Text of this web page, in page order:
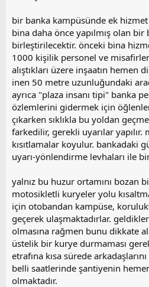
bir banka kampüsünde ek hizmet
bina daha önce yapılmış olan bir
birleştirilecektir. önceki bina
1000 kişilik personel ve
alıştıkları üzere inşaatın hemen
inen 50 metre uzunluğundaki
ayrıca "plaza insanı tipi" banka
özlemlerini gidermek için
çıkarken sıklıkla bu yoldan
farkedilir, gerekli uyarılar
kısıtlamalar koyulur. bankadaki
uyarı-yönlendirme levhaları ile
yalnız bu huzur ortamını bozan
motosikletli kuryeler yolu
için otobandan kampüse,
geçerek ulaşmaktadırlar.
olmasına rağmen bunu dikkate
üstelik bir kurye durmaması
etrafına kısa sürede
belli saatlerinde şantiyenin
olmaktadır.